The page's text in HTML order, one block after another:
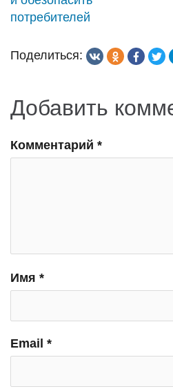
записям
потребителей
Поделиться:
Добавить
Комментарий *
Имя *
Email *